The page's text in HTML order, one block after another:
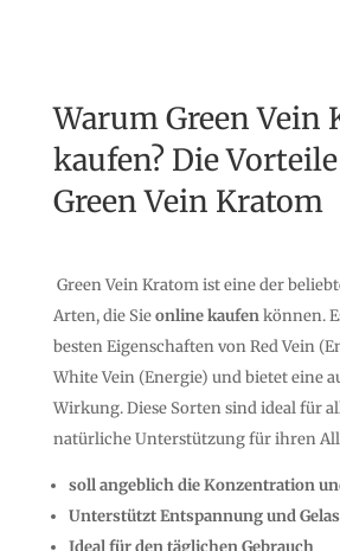
Warum Green Vein
kaufen? Die
Green Vein Kratom
Green Vein Kratom ist eine der
Arten, die Sieonline kaufenkönnen.
besten Eigenschaften von Red Vein
White Vein (Energie) und bietet eine
Wirkung. Diese Sorten sind ideal für
natürliche Unterstützung für ihren
soll angeblich die Konzentration
Unterstützt Entspannung und
Ideal für den täglichen Gebrauch